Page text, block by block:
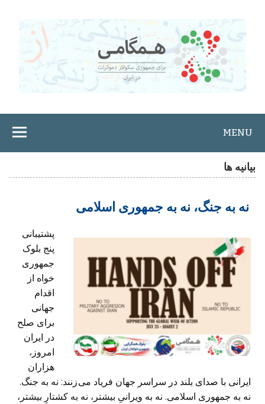
content
MENU
بیانیه ها
نه به جنگ، نه به جمهوری اسلامی
پشتيبانی
پنج بلوک
جمهوری
خواه از
اقدام
جهانی
برای صلح
در ایران
امروز،
هزاران
ایرانی با صدای بلند در سراسر جهان فرياد می زنند: نه به جنگ.
نه به جمهوری اسلامی. نه به ویرانیِ بیشتر، نه به کشتارِ بیشتر،